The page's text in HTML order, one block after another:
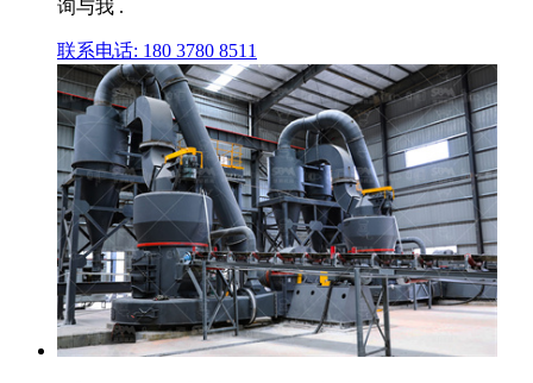
询与我 .
联系电话: 180 3780 8511